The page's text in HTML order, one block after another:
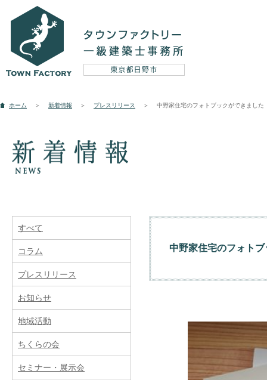
設計実例
新築 リフォーム
コンセプト
5つのテーマ
提供サービス
新築
リフォーム（改築
ホーム ＞ 新着情報 ＞ プレスリリース ＞ 中野家住宅のフォトブックができました
中野家住宅のフォト
すべて
コラム
プレスリリース
お知らせ
地域活動
ちくらの会
セミナー・展示会